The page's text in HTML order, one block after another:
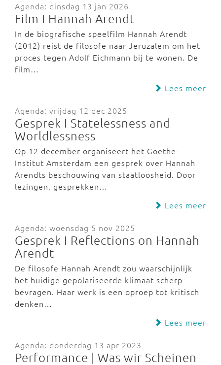
Agenda: dinsdag 13 jan 2026
Film I Hannah Arendt
In de biografische speelfilm Hannah Arendt
(2012) reist de filosofe naar Jeruzalem om het
proces tegen Adolf Eichmann bij te wonen. De
film…
Lees meer
Agenda: vrijdag 12 dec 2025
Gesprek I Statelessness and
Worldlessness
Op 12 december organiseert het Goethe-
Institut Amsterdam een gesprek over Hannah
Arendts beschouwing van staatloosheid. Door
lezingen, gesprekken…
Lees meer
Agenda: woensdag 5 nov 2025
Gesprek I Reflections on Hannah
Arendt
De filosofe Hannah Arendt zou waarschijnlijk
het huidige gepolariseerde klimaat scherp
bevragen. Haar werk is een oproep tot kritisch
denken…
Lees meer
Agenda: donderdag 13 apr 2023
Performance | Was wir Scheinen